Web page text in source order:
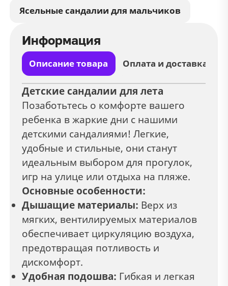
Ясельные сандалии для мальчиков
Информация
Описание товара Оплата и доставка
Детские сандалии для лета
Позаботьтесь о комфорте вашего
ребенка в жаркие дни с нашими
детскими сандалиями! Легкие,
удобные и стильные, они станут
идеальным выбором для прогулок,
игр на улице или отдыха на пляже.
Основные особенности:
Дышащие материалы: Верх из
мягких, вентилируемых материалов
обеспечивает циркуляцию воздуха,
предотвращая потливость и
дискомфорт.
Удобная подошва: Гибкая и легкая